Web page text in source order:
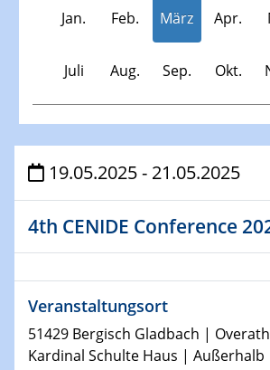
Jan. Feb. März Apr.
Juli Aug. Sep. Okt.
Veranstaltungen
SFB/TRR 247 Seminar
Physikalisches Kolloquium
Shaping the future: The role of
world
19.05.2025 - 21.05.2025
4th CENIDE Conference
Veranstaltungsort
51429 Bergisch Gladbach |
Kardinal Schulte Haus | Außerhalb